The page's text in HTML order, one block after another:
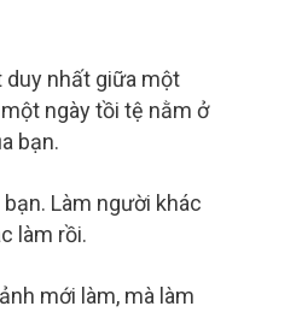
duy nhất giữa một
ngày tồi tệ nằm ở
bạn.
Làm người khác
làm rồi.
mới làm, mà làm